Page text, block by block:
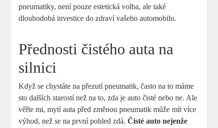
pneumatiky, není pouze estetická volba, ale také
dlouhodobá investice do zdraví vašeho automobilu.
Přednosti čistého auta na
silnici
Když se chystáte na přezutí pneumatik, často na to máme
sto dalších starostí než na to, zda je auto čisté nebo ne. Ale
věřte mi, mytí auta před změnou pneumatik může mít více
výhod, než se na první pohled zdá.Čisté auto nejenže